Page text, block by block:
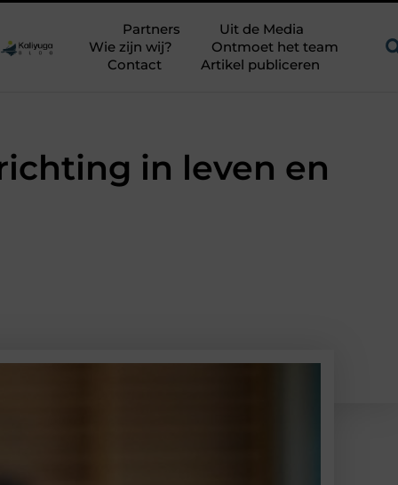
Partners
Uit de Media
Wie zijn wij?
Ontmoet het team
Contact
Artikel publiceren
in leven en